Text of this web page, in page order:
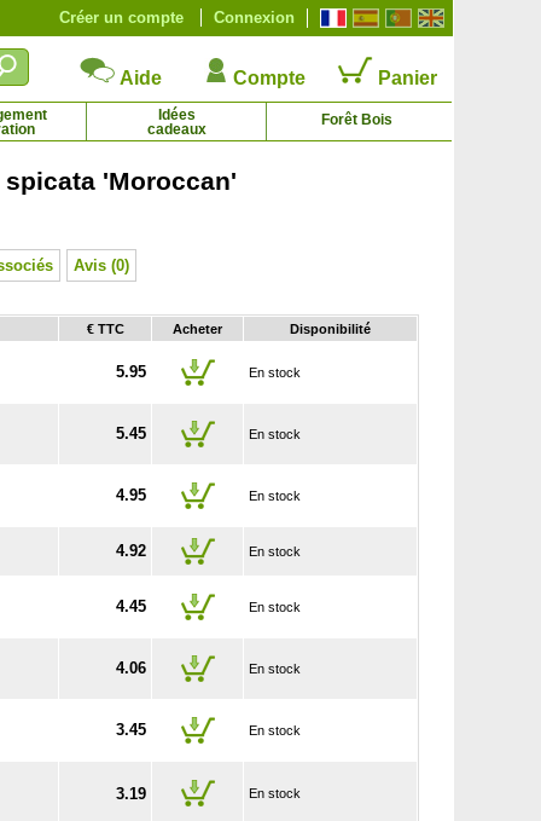
Connexion
Créer un compte
Aide Compte Panier
Idées
cadeaux
Forêt Bois
'Moroccan'
Avis (0)
€ TTC Acheter Disponibilité
5.95 En stock
5.45 En stock
4.95 En stock
4.92 En stock
4.45 En stock
4.06 En stock
3.45 En stock
3.19 En stock